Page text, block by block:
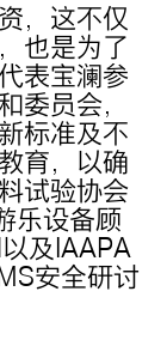
，这不仅
也是为了
表宝澜参
委员会，
标准及不
育，以确
试验协会
乐设备顾
及IAAPA
安全研讨